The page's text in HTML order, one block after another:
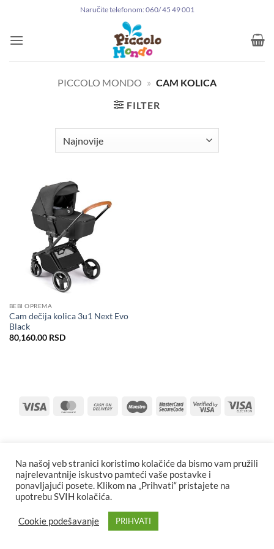
sadržaj
Naručite telefonom: 060/ 45 49 001
PICCOLO MONDO » CAM KOLICA
FILTER
BEBI OPREMA
Cam dečija kolica 3u1 Next Evo
Black
80,160.00 RSD
Visa MasterCardCash
Maestro MasterCard
Visa
Visa
Na našoj veb stranici koristimo kolačiće da bismo vam pružili
najrelevantnije iskustvo pamteći vaše postavke i
ponavljajući posete. Klikom na „Prihvati“ pristajete na
upotrebu SVIH kolačića.
Cookie podešavanje PRIHVATI